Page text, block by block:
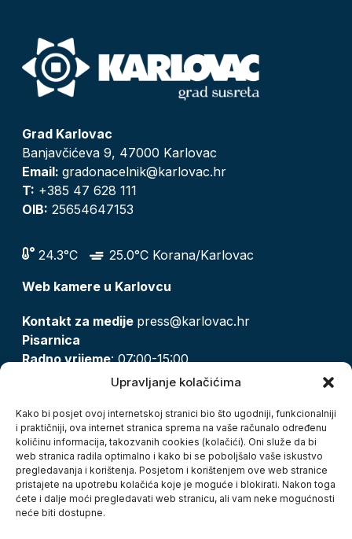
Upravljanje kolačićima
Kako bi posjet ovoj internetskoj stranici bio što ugodniji, funkcionalniji
i praktičniji, ova internet stranica sprema na vaše računalo određenu
količinu informacija, takozvanih cookies (kolačići). Oni služe da bi
web stranica radila optimalno i kako bi se poboljšalo vaše iskustvo
pregledavanja i korištenja. Posjetom i korištenjem ove web stranice
pristajete na upotrebu kolačića koje je moguće i blokirati. Nakon toga
ćete i dalje moći pregledavati web stranicu, ali vam neke mogućnosti
neće biti dostupne.
Grad Karlovac
Banjavčićeva 9, 47000 Karlovac
Email: gradonacelnik@karlovac.hr
T: +385 47 628 111
OIB: 25654647153
24.3°C
25.0°C Korana/Karlovac
Web kamere u Karlovcu
Kontakt za medije press@karlovac.hr
Pisarnica
Radno vrijeme: 07:00-15:00
pisarnica@karlovac.hr
Zaštita osobnih podataka
Pristup informacijama
Kolačići
Izjava o pristupačnosti